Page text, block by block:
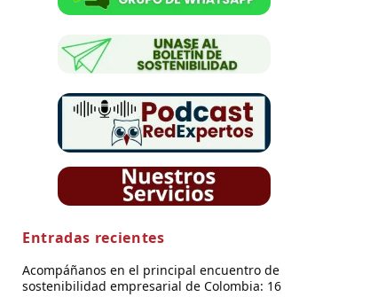
Entradas recientes
Acompáñanos en el principal encuentro de
sostenibilidad empresarial de Colombia: 16